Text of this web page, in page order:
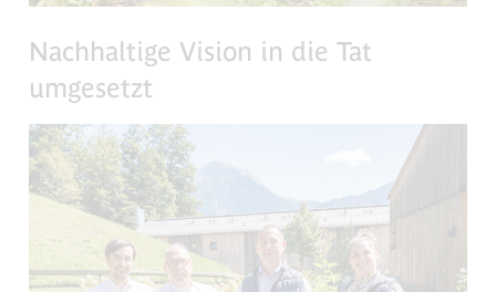
Nachhaltige Vision in die Tat
umgesetzt